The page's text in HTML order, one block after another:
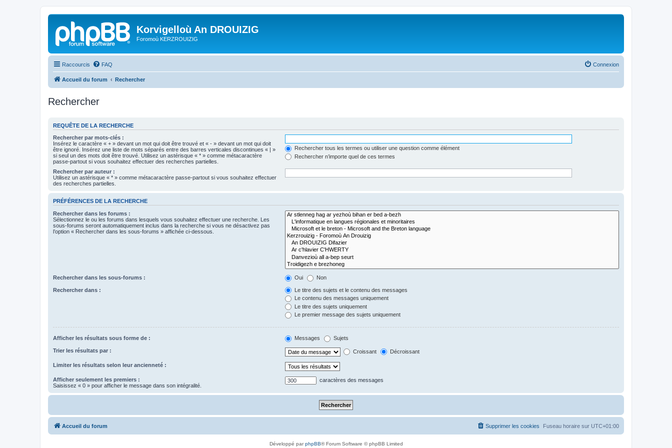
Korvigelloù An DROUIZIG
Foromoù KERZROUIZIG
Raccourcis FAQ Connexion
Accueil du forum Rechercher
Rechercher
REQUÊTE DE LA RECHERCHE
Rechercher par mots-clés :
Insérez le caractère « + » devant un mot qui doit être trouvé et « - » devant un mot qui doit
être ignoré. Insérez une liste de mots séparés entre des barres verticales discontinues « | »
si seul un des mots doit être trouvé. Utilisez un astérisque « * » comme métacaractère
passe-partout si vous souhaitez effectuer des recherches partielles.
Rechercher tous les termes ou utiliser une question comme élément
Rechercher n’importe quel de ces termes
Rechercher par auteur :
Utilisez un astérisque « * » comme métacaractère passe-partout si vous souhaitez effectuer
des recherches partielles.
PRÉFÉRENCES DE LA RECHERCHE
Rechercher dans les forums :
Sélectionnez le ou les forums dans lesquels vous souhaitez effectuer une recherche. Les
sous-forums seront automatiquement inclus dans la recherche si vous ne désactivez pas
l’option « Rechercher dans les sous-forums » affichée ci-dessous.
Rechercher dans les sous-forums : Oui Non
Rechercher dans :
Le titre des sujets et le contenu des messages
Le contenu des messages uniquement
Le titre des sujets uniquement
Le premier message des sujets uniquement
Afficher les résultats sous forme de : Messages Sujets
Trier les résultats par : Croissant Décroissant
Limiter les résultats selon leur ancienneté :
Afficher seulement les premiers :
Saisissez « 0 » pour afficher le message dans son intégralité.
caractères des messages
Accueil du forum Fuseau horaire sur UTC+01:00
Supprimer les cookies
Développé parphpBB® Forum Software © phpBB Limited